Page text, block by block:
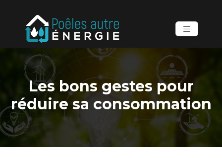
Les bons gestes pour
réduire sa consommation